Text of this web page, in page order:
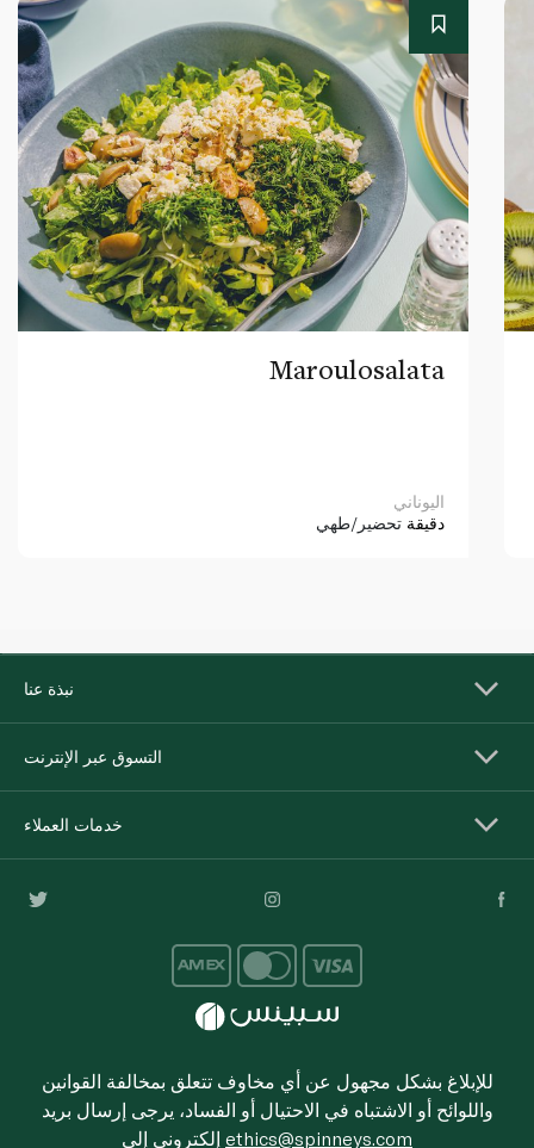
Maroulosalata
اليوناني
دقيقة تحضير/طهي
نبذة عنا
التسوق عبر الإنترنت
خدمات العملاء
للإبلاغ بشكل مجهول عن أي مخاوف تتعلق بمخالفة القوانين
واللوائح أو الاشتباه في الاحتيال أو الفساد، يرجى إرسال بريد
ethics@spinneys.com